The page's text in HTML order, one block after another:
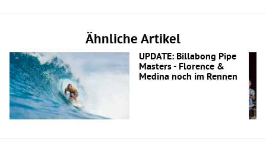
Ähnliche Artikel
UPDATE: Billabong Pipe
Masters - Florence &
Medina noch im Rennen